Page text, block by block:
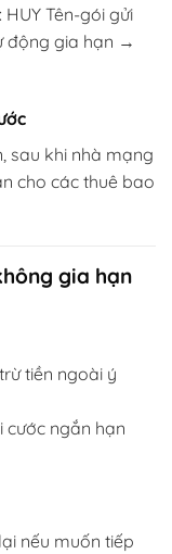
Tên-gói gửi
động gia hạn →
sau khi nhà mạng
cho các thuê bao
gia hạn
tiền ngoài ý
cước ngắn hạn
nếu muốn tiếp